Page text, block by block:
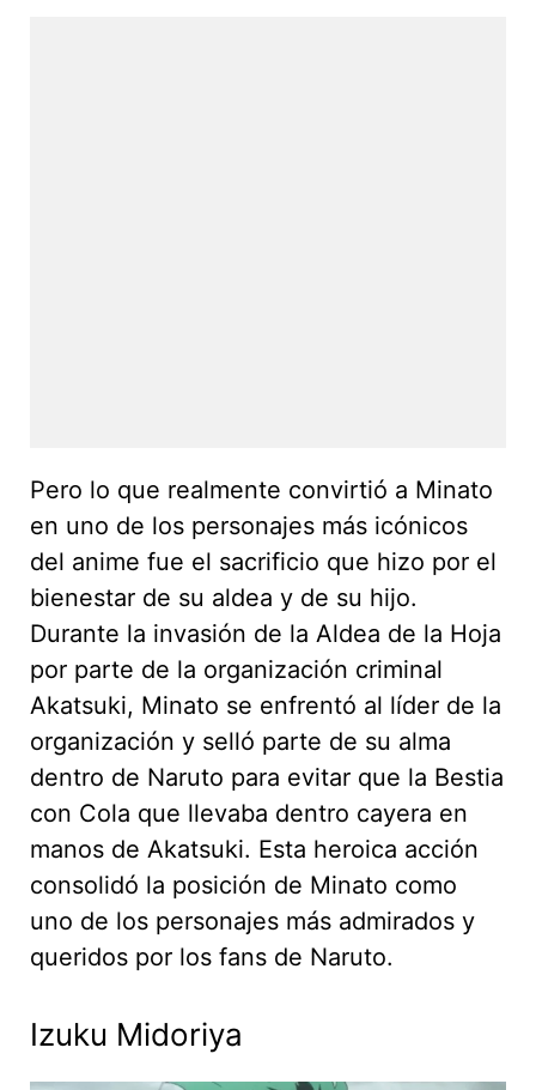
Pero lo que realmente convirtió a Minato
en uno de los personajes más icónicos
del anime fue el sacrificio que hizo por el
bienestar de su aldea y de su hijo.
Durante la invasión de la Aldea de la Hoja
por parte de la organización criminal
Akatsuki, Minato se enfrentó al líder de la
organización y selló parte de su alma
dentro de Naruto para evitar que la Bestia
con Cola que llevaba dentro cayera en
manos de Akatsuki. Esta heroica acción
consolidó la posición de Minato como
uno de los personajes más admirados y
queridos por los fans de Naruto.
Izuku Midoriya